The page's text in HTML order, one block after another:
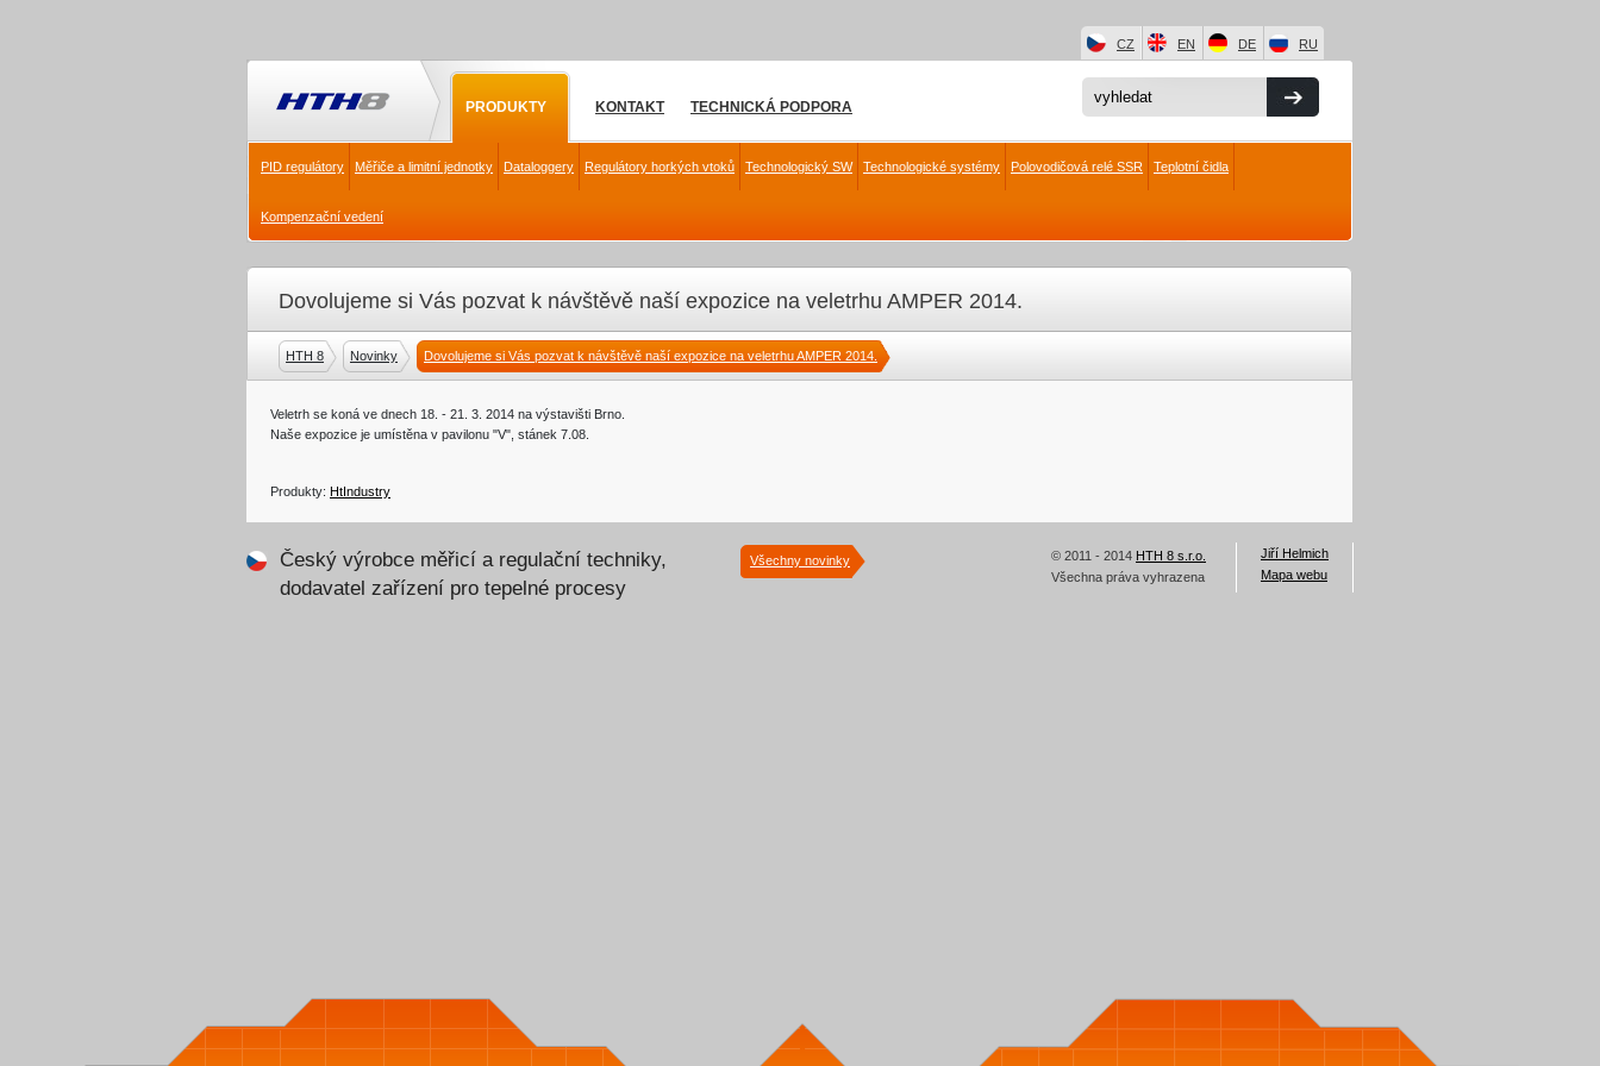
PRODUKTY KONTAKT TECHNICKÁ PODPORA
PID regulátory Měřiče a limitní jednotky Dataloggery Regulátory horkých vtoků Technologický SW Technologické systémy Polovodičová relé SSR Teplotní čidla
Kompenzační vedení
CZ EN DE RU
Dovolujeme si Vás pozvat k návštěvě naší expozice na veletrhu AMPER 2014.
HTH 8 Novinky Dovolujeme si Vás pozvat k návštěvě naší expozice na veletrhu AMPER 2014.
Veletrh se koná ve dnech 18. - 21. 3. 2014 na výstavišti Brno.
Naše expozice je umístěna v pavilonu "V", stánek 7.08.
Produkty: HtIndustry
Český výrobce měřicí a regulační techniky,
dodavatel zařízení pro tepelné procesy
Všechny novinky
Jiří Helmich
Mapa webu
© 2011 - 2014 HTH 8 s.r.o.
Všechna práva vyhrazena